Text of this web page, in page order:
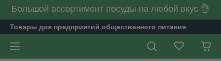
Большой ассортимент посуды на любой вкус 👌
Товары для предприятий общественного питания